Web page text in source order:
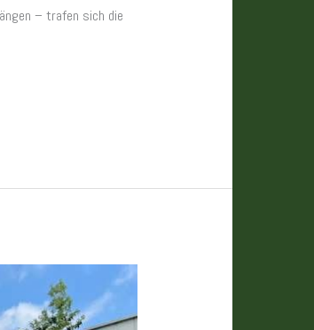
– trafen sich die